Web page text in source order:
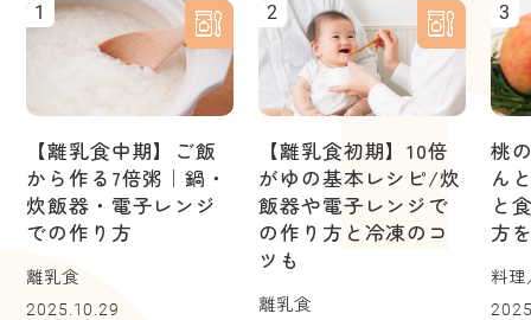
1
【離乳食中期】ご飯
から作る7倍粥｜鍋・
炊飯器・電子レンジ
での作り方
離乳食
2025.10.29
2
【離乳食初期】10倍
がゆの基本レシピ/炊
飯器や電子レンジで
の作り方と冷凍のコ
ツも
離乳食
3
桃
ん
と
方
料